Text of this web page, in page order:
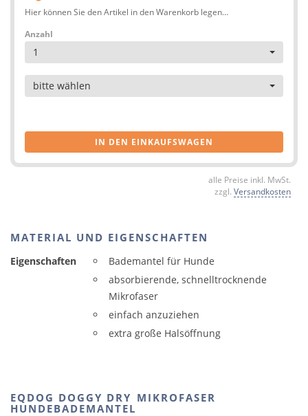
Hier können Sie den Artikel in den Warenkorb legen...
Anzahl
1
Artikel
bitte wählen
IN DEN EINKAUFSWAGEN
alle Preise inkl. MwSt.
zzgl. Versandkosten
MATERIAL UND EIGENSCHAFTEN
Eigenschaften
Bademantel für Hunde
absorbierende, schnelltrocknende
Mikrofaser
einfach anzuziehen
extra große Halsöffnung
EQDOG DOGGY DRY MIKROFASER
HUNDEBADEMANTEL